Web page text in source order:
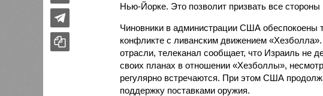
Нью-Йорке. Это позволит призвать все
Чиновники в администрации США обеспокоены
конфликте с ливанским движением
отрасли, телеканал сообщает, что Израиль не
своих планах в отношении «Хезболлы»,
регулярно встречаются. При этом США
поддержку поставками оружия.